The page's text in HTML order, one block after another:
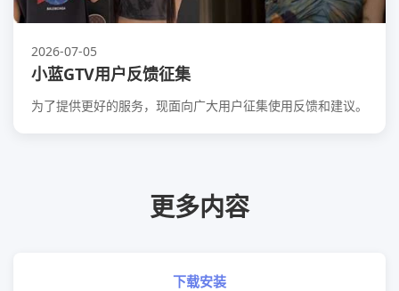
2026-07-05
小蓝GTV用户反馈征集
为了提供更好的服务，现面向广大用户征集使用反馈和建议。
更多内容
下载安装